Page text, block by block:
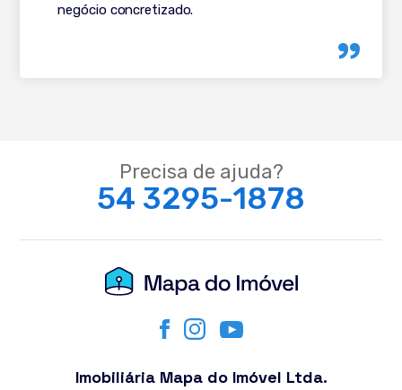
negócio concretizado.
Precisa de ajuda?
54 3295-1878
Imobiliária Mapa do Imóvel Ltda.